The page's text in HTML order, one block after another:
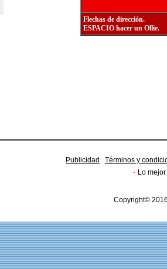
Flechas de dirección.
ESPACIO hacer un Ollie.
Publicidad Términos y
· Lo
Copyright©